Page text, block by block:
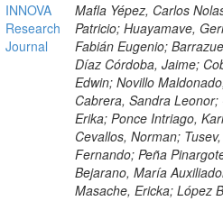
INNOVA
Research
Journal
Mafla Yépez, Carlos
Patricio; Huayamave,
Fabián Eugenio;
Díaz Córdoba, Jaime;
Edwin; Novillo
Cabrera, Sandra
Erika; Ponce Intriago,
Cevallos, Norman;
Fernando; Peña
Bejarano, María
Masache, Ericka; López